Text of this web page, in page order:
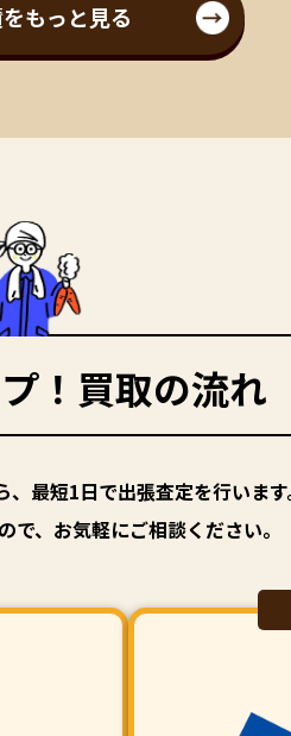
もっと見る
！買取の流れ
最短1日で出張査定を行います
、お気軽にご相談ください。